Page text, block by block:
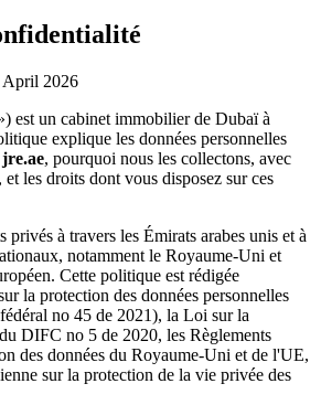
April 2026
est un cabinet immobilier de Dubaï à
explique les données personnelles
jre.ae, pourquoi nous les collectons, avec
les droits dont vous disposez sur ces
privés à travers les Émirats arabes unis et à
notamment le Royaume-Uni et
Cette politique est rédigée
la protection des données personnelles
no 45 de 2021), la Loi sur la
DIFC no 5 de 2020, les Règlements
des données du Royaume-Uni et de l'UE,
sur la protection de la vie privée des